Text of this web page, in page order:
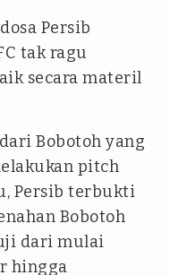
Persib
tak ragu
secara materil
Bobotoh yang
pitch
Persib terbukti
Bobotoh
dari mulai
hingga